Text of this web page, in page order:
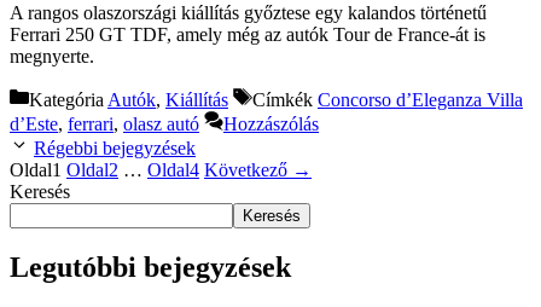
A rangos olaszországi kiállítás győztese egy kalandos történetű
Ferrari 250 GT TDF, amely még az autók Tour de France-át is
megnyerte.
Kategória Autók, Kiállítás Címkék Concorso d’Eleganza Villa
d’Este, ferrari, olasz autó
Hozzászólás
Régebbi bejegyzések
Oldal1 Oldal2 … Oldal4 Következő →
Keresés
Keresés
Legutóbbi bejegyzések